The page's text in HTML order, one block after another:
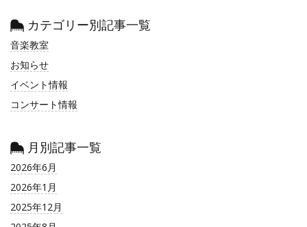
カテゴリー別記事一覧
音楽教室
お知らせ
イベント情報
コンサート情報
月別記事一覧
2026年6月
2026年1月
2025年12月